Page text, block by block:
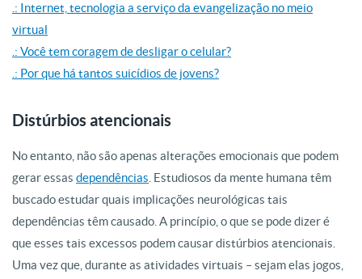
.: Internet, tecnologia a serviço da evangelização no meio
virtual
.: Você tem coragem de desligar o celular?
.: Por que há tantos suicídios de jovens?
Distúrbios atencionais
No entanto, não são apenas alterações emocionais que podem
gerar essas dependências. Estudiosos da mente humana têm
buscado estudar quais implicações neurológicas tais
dependências têm causado. A princípio, o que se pode dizer é
que esses tais excessos podem causar distúrbios atencionais.
Uma vez que, durante as atividades virtuais – sejam elas jogos,